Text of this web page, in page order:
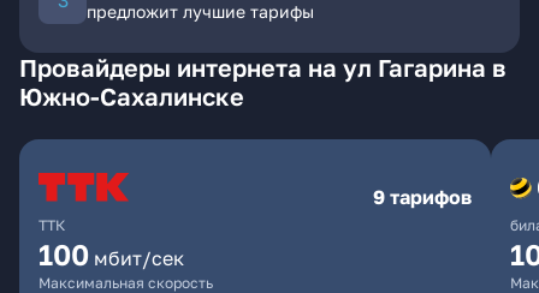
предложит лучшие тарифы
Провайдеры интернета на ул Гагарина в
Южно-Сахалинске
ТТК
9 тарифов
100 мбит/сек
Максимальная скорость